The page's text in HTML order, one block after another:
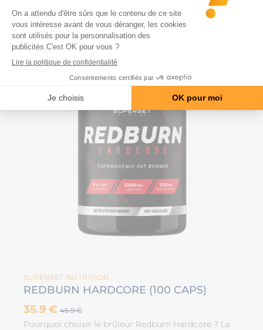
SUPERSET NUTRITION
REDBURN HARDCORE (100 CAPS)
35.9 € 45.9 €
Pourquoi choisir le brûleur Redburn Hardcore ? Le